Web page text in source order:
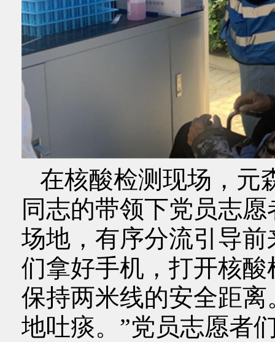
在核酸检测现场，元
同志的带领下党员志
场地，有序分流引导
们拿好手机，打开核
保持两米线的安全距
地吐痰。”党员志愿者